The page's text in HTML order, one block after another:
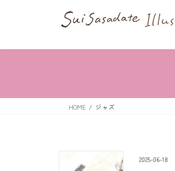
ン
ス
ー
ン
HOME ジャズ
2025-06-18